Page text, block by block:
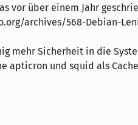
vor über einem Jahr
archives/568-Debian-
mehr Sicherheit in die
apticron und squid als